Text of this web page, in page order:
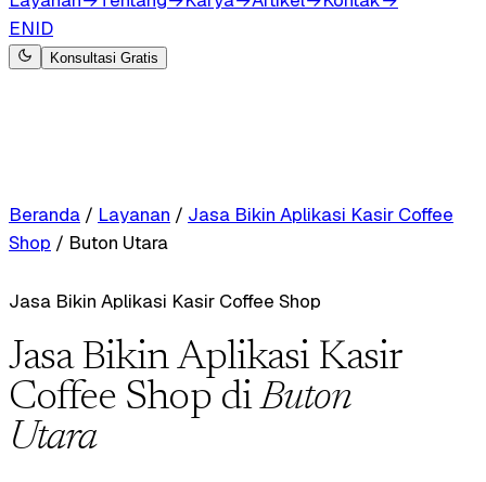
ENID
Konsultasi Gratis
Beranda / Layanan / Jasa Bikin Aplikasi Kasir Coffee
Shop / Buton Utara
Jasa Bikin Aplikasi Kasir Coffee Shop
Jasa Bikin Aplikasi Kasir
Coffee Shop diButon
Utara